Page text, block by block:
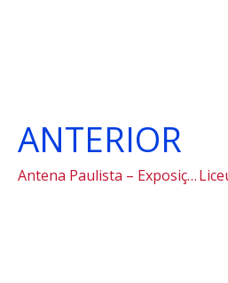
ANTERIOR
Antena Paulista – Exposição no Centro Cultural Liceu de Artes e Ofícios de São Paulo conta história de 150 anos da instituição